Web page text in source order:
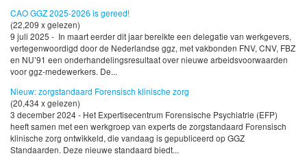
CAO GGZ 2025-2026 is gereed!
(22,209 x gelezen)
9 juli 2025 - In maart eerder dit jaar bereikte een delegatie van werkgevers,
vertegenwoordigd door de Nederlandse ggz, met vakbonden FNV, CNV, FBZ
en NU’91 een onderhandelingsresultaat over nieuwe arbeidsvoorwaarden
voor ggz-medewerkers. De...
Nieuw: zorgstandaard Forensisch klinische zorg
(20,434 x gelezen)
3 december 2024 - Het Expertisecentrum Forensische Psychiatrie (EFP)
heeft samen met een werkgroep van experts de zorgstandaard Forensisch
klinische zorg ontwikkeld, die vandaag is gepubliceerd op GGZ
Standaarden. Deze nieuwe standaard biedt...